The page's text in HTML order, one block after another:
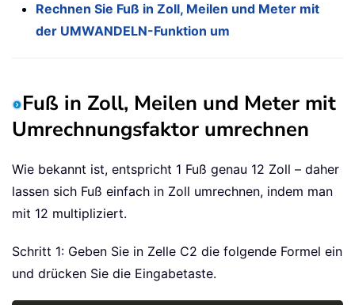
Rechnen Sie Fuß in Zoll, Meilen und Meter mit
der UMWANDELN-Funktion um
Fuß in Zoll, Meilen und Meter mit
Umrechnungsfaktor umrechnen
Wie bekannt ist, entspricht 1 Fuß genau 12 Zoll – daher
lassen sich Fuß einfach in Zoll umrechnen, indem man
mit 12 multipliziert.
Schritt 1: Geben Sie in Zelle C2 die folgende Formel ein
und drücken Sie die Eingabetaste.